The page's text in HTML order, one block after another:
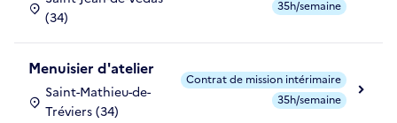
(34)
35h/semaine
Menuisier d'atelier
Saint-Mathieu-de-
Tréviers (34)
Contrat de mission intérimaire
35h/semaine